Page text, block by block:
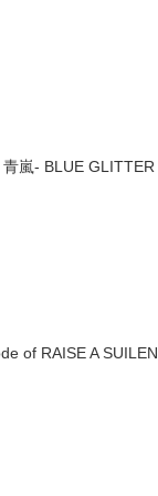
嵐- BLUE GLITTER
of RAISE A SUILEN